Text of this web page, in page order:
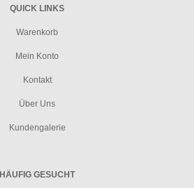
QUICK LINKS
Warenkorb
Mein Konto
Kontakt
Über Uns
Kundengalerie
HÄUFIG GESUCHT